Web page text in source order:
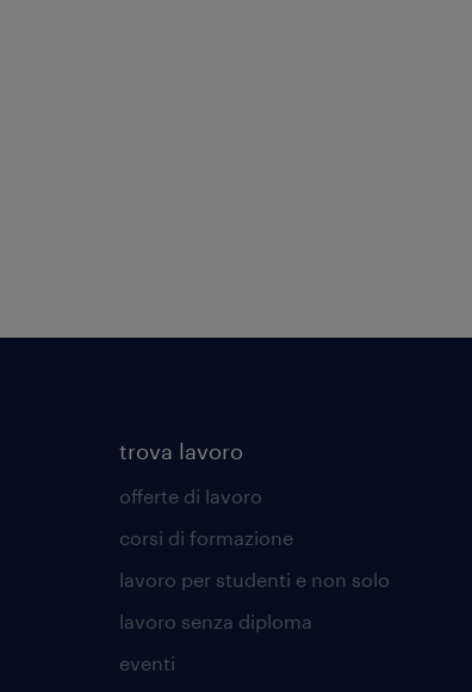
trova lavoro
offerte di lavoro
corsi di formazione
lavoro per studenti e non solo
lavoro senza diploma
eventi